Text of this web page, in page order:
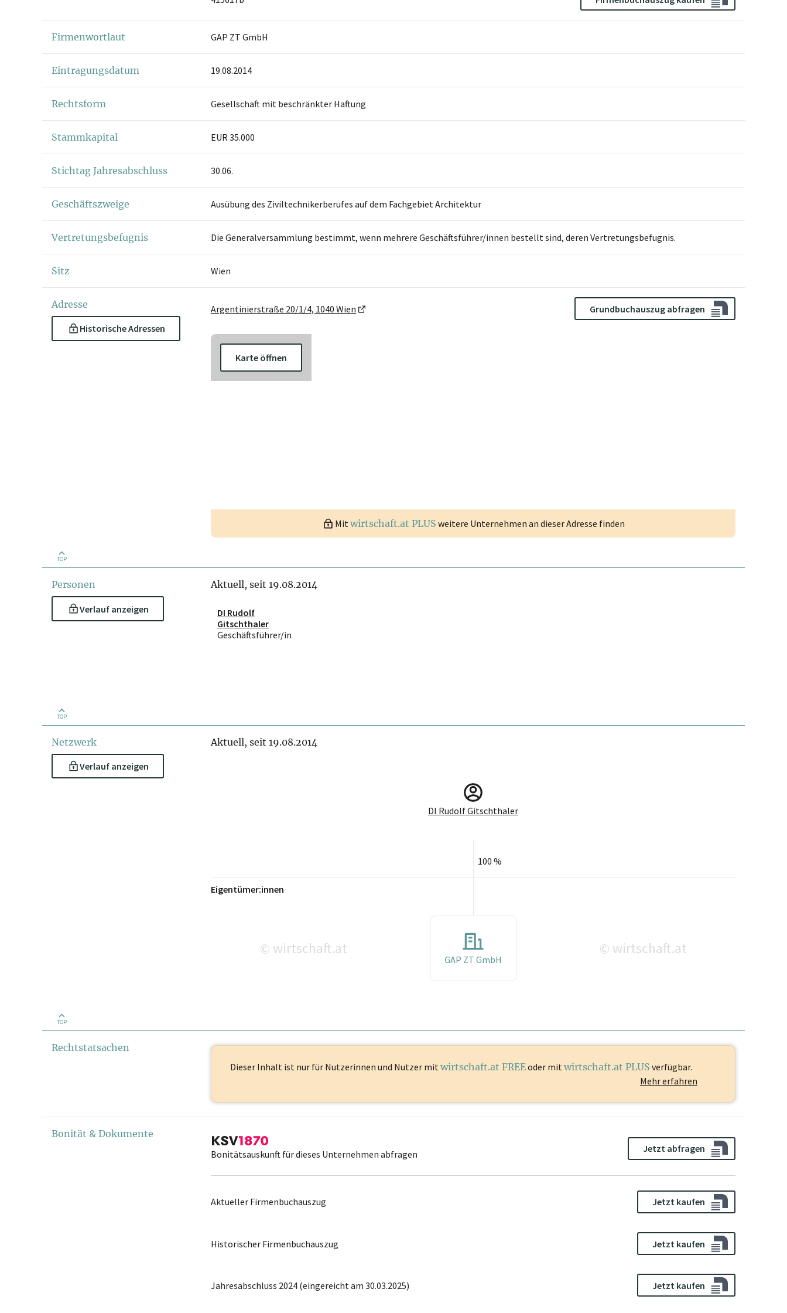
Firmenwortlaut GAP ZT GmbH
Eintragungsdatum 19.08.2014
Rechtsform Gesellschaft mit beschränkter Haftung
Stammkapital EUR 35.000
Stichtag Jahresabschluss 30.06.
Geschäftszweige Ausübung des Ziviltechnikerberufes auf dem Fachgebiet Architektur
Vertretungsbefugnis Die Generalversammlung bestimmt, wenn mehrere Geschäftsführer/innen bestellt sind, deren Vertretungsbefugnis.
Sitz Wien
Adresse
Historische Adressen
Argentinierstraße 20/1/4, 1040 Wien Grundbuchauszug abfragen
Karte öffnen
Mitwirtschaft.at PLUS weitere Unternehmen an dieser Adresse finden
TOP
Personen
Verlauf anzeigen
Aktuell, seit 19.08.2014
DI Rudolf
Gitschthaler
Geschäftsführer/in
TOP
Netzwerk
Verlauf anzeigen
Aktuell, seit 19.08.2014
DI Rudolf Gitschthaler
100 %
Eigentümer:innen
© wirtschaft.at
GAP ZT GmbH
© wirtschaft.at
TOP
Rechtstatsachen
Dieser Inhalt ist nur für Nutzerinnen und Nutzer mit wirtschaft.at FREEoder mit wirtschaft.at PLUS verfügbar.
Mehr erfahren
Bonität & Dokumente
Bonitätsauskunft für dieses Unternehmen abfragen
Jetzt abfragen
Aktueller Firmenbuchauszug Jetzt kaufen
Historischer Firmenbuchauszug Jetzt kaufen
Jahresabschluss 2024 (eingereicht am 30.03.2025) Jetzt kaufen